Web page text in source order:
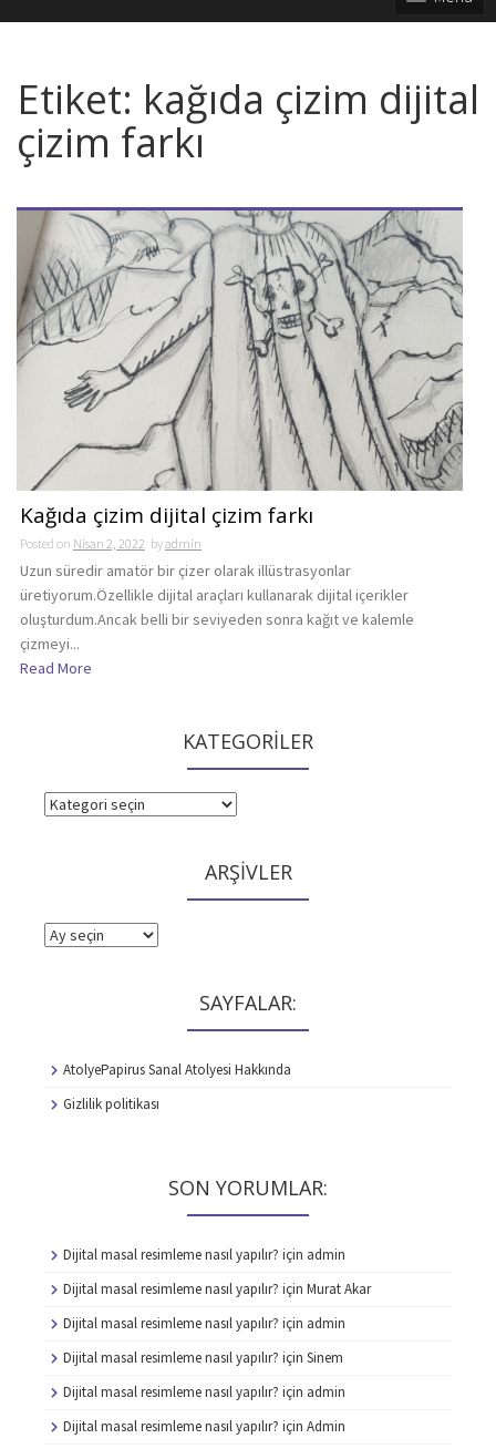
Etiket: kağıda çizim dijital
çizim farkı
Kağıda çizim dijital çizim farkı
Posted on Nisan 2, 2022 byadmin
Uzun süredir amatör bir çizer olarak illüstrasyonlar
üretiyorum.Özellikle dijital araçları kullanarak dijital içerikler
oluşturdum.Ancak belli bir seviyeden sonra kağıt ve kalemle
çizmeyi...
Read More
KATEGORİLER
KATEGORİLER
ARŞİVLER
ARŞİVLER
SAYFALAR:
AtolyePapirus Sanal Atolyesi Hakkında
Gizlilik politikası
SON YORUMLAR:
Dijital masal resimleme nasıl yapılır? için admin
Dijital masal resimleme nasıl yapılır? için Murat Akar
Dijital masal resimleme nasıl yapılır? için admin
Dijital masal resimleme nasıl yapılır? için Sinem
Dijital masal resimleme nasıl yapılır? için admin
Dijital masal resimleme nasıl yapılır? için Admin